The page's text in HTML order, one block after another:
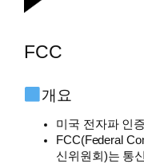
FCC
개요
미국 전자파 인증
FCC(Federal
신위원회)는 통